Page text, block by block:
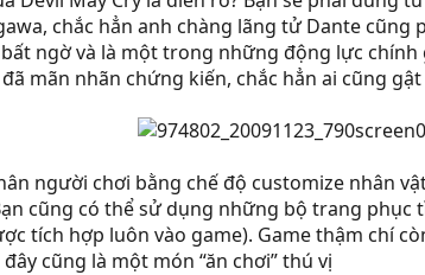
chắc hẳn anh chàng lãng tử Dante cũng
ngờ và là một trong những động lực
mãn nhãn chứng kiến, chắc hẳn ai cũng
người chơi bằng chế độ customize nhân
cũng có thể sử dụng những bộ trang
tích hợp luôn vào game). Game thậm chí
cũng là một món “ăn chơi” thú vị